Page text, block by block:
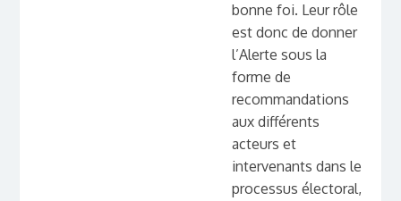
bonne foi. Leur rôle
est donc de donner
l’Alerte sous la
forme de
recommandations
aux différents
acteurs et
intervenants dans le
processus électoral,